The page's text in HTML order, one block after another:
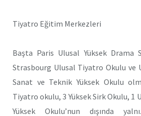
Tiyatro Eğitim Merkezleri
Başta Paris Ulusal Yüksek Drama
Strasbourg Ulusal Tiyatro Okulu ve
Sanat ve Teknik Yüksek Okulu
Tiyatro okulu, 3 Yüksek Sirk Okulu, 1
Yüksek Okulu’nun dışında